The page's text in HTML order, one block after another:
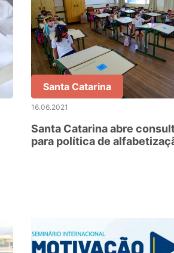
Santa Catarina
16.06.2021
Santa Catarina abre
para política de